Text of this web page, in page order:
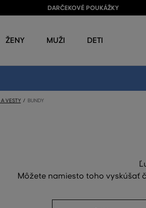
DARČEKOVÉ POUKÁŽKY
ŽENY MUŽI DETI
VESTY BUNDY
Môžete namiesto toho vyskúšať